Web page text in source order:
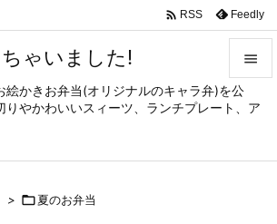
ゃいました!
絵かきお弁当(オリジナルのキャラ弁)を公
りやかわいいスィーツ、ランチプレート、ア


メニュ
サイド
 RSS Feedly
> 夏のお弁当